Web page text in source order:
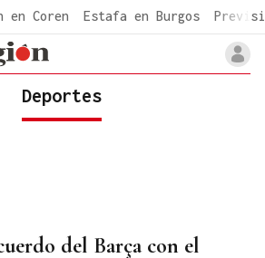
en Coren Estafa en Burgos
Deportes
del Barça con el